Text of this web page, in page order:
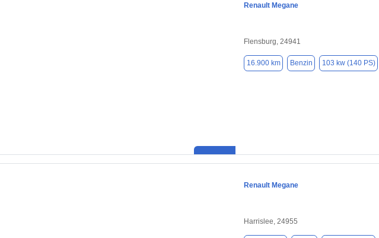
Renault Megane
Flensburg, 24941
16.900 km Benzin 103 kw (140 PS)
Renault Megane
Harrislee, 24955